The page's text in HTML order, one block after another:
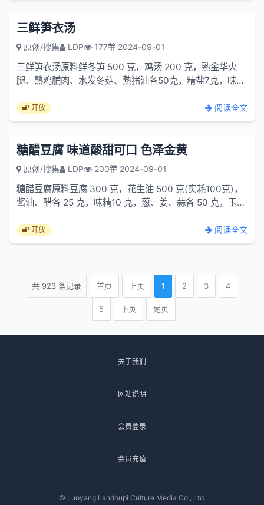
三鲜笋衣汤
原创/搜集 LDP 177 2024-09-01
三鲜笋衣汤原料鲜冬笋 500 克，鸡汤 200 克，熟金华火
腿、熟鸡脯肉、水发冬菇、熟猪油各50克，精盐7克，味精
开放 阅读全文
糖醋豆腐 味道酸甜可口 色泽金黄
原创/搜集 LDP 200 2024-09-01
糖醋豆腐原料豆腐 300 克，花生油 500 克(实耗100克)，
酱油、醋各 25 克，味精10 克，葱、姜、蒜各 50 克，玉米
开放 阅读全文
共 923 条记录 首页 上页 1 2 3 4
5 下页 尾页
关于我们
网站说明
会员登录
会员充值
© Luoyang Landoupi Culture Media Co., Ltd.